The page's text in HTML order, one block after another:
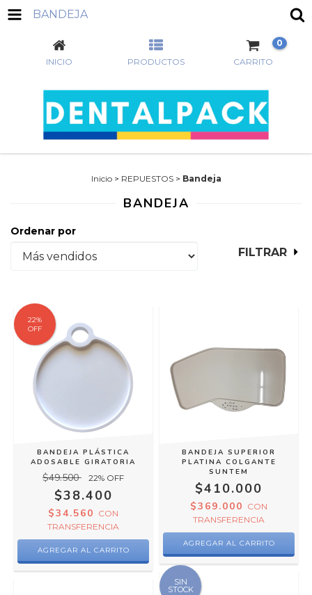
BANDEJA
INICIO PRODUCTOS CARRITO
0
Inicio > REPUESTOS > Bandeja
BANDEJA
Ordenar por
FILTRAR
22%
OFF
BANDEJA PLÁSTICA
ADOSABLE GIRATORIA
$49.500 22% OFF
$38.400
$34.560 CON
TRANSFERENCIA
BANDEJA SUPERIOR
PLATINA COLGANTE
SUNTEM
$410.000
$369.000 CON
TRANSFERENCIA
SIN
STOCK